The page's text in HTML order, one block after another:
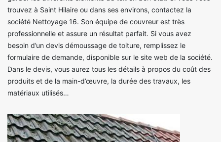
trouvez à Saint Hilaire ou dans ses environs, contactez la
société Nettoyage 16. Son équipe de couvreur est très
professionnelle et assure un résultat parfait. Si vous avez
besoin d’un devis démoussage de toiture, remplissez le
formulaire de demande, disponible sur le site web de la société.
Dans le devis, vous aurez tous les détails à propos du coût des
produits et de la main-d’œuvre, la durée des travaux, les
matériaux utilisés…